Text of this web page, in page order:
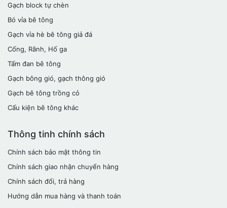
Gạch block tự chèn
Bó vỉa bê tông
Gạch vỉa hè bê tông giả đá
Cống, Rãnh, Hố ga
Tấm đan bê tông
Gạch bông gió, gạch thông gió
Gạch bê tông trồng cỏ
Cấu kiện bê tông khác
Thông tinh chính sách
Chính sách bảo mật thông tin
Chính sách giao nhận chuyển hàng
Chính sách đổi, trả hàng
Hướng dẫn mua hàng và thanh toán